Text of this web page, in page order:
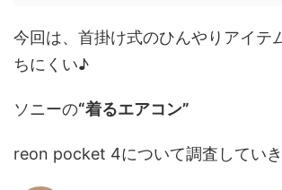
今回は、 首掛け式のひんやりアイテ
ちにくい♪
ソニーの“着るエアコン”
reon pocket 4について調査していき